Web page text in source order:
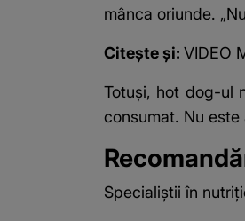
mânca oriunde.
Citește și: VIDEO
Totuși, hot dog-ul
consumat. Nu
Specialiștii în